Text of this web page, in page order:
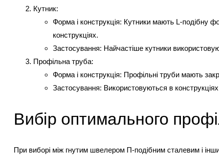
Кутник:
Форма і конструкція: Кутники мають L-подібну
конструкціях.
Застосування: Найчастіше кутники
Профільна труба:
Форма і конструкція: Профільні труби мають
Застосування: Використовуються в
Вибір оптимального
При виборі між гнутим швелером П-подібним сталевим і